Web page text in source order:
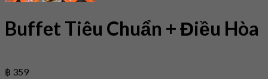
Buffet Tiêu Chuẩn + Điều Hòa
฿ 359